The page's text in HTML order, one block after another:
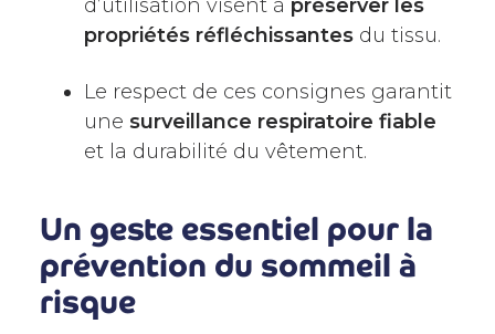
d’utilisation visent à préserver les
propriétés réfléchissantes du tissu.
Le respect de ces consignes garantit
une surveillance respiratoire fiable
et la durabilité du vêtement.
Un geste essentiel pour la
prévention du sommeil à
risque